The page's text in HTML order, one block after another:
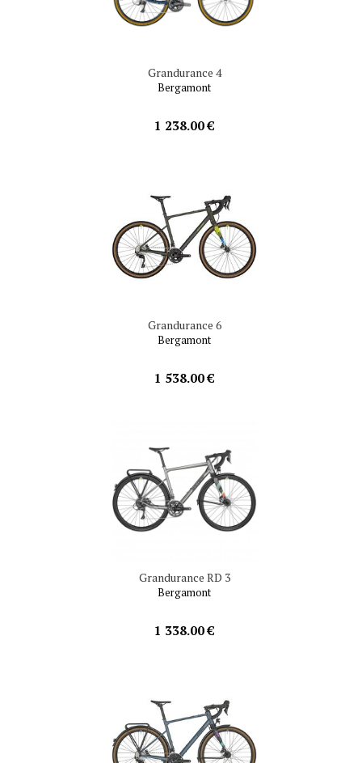
Grandurance 4
Bergamont
1 238.00 €
Grandurance 6
Bergamont
1 538.00 €
Grandurance RD 3
Bergamont
1 338.00 €